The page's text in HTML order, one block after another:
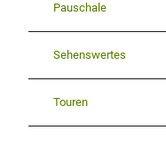
Pauschale
Sehenswertes
Touren